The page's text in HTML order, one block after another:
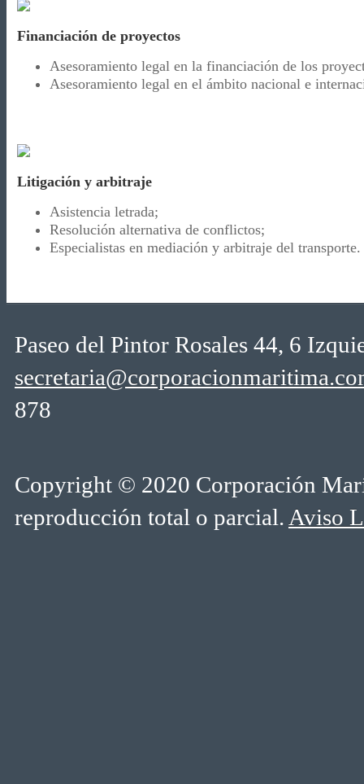
Financiación de proyectos
Asesoramiento legal en la financiación de los
Asesoramiento legal en el ámbito nacional e
Litigación y arbitraje
Asistencia letrada;
Resolución alternativa de conflictos;
Especialistas en mediación y arbitraje del transporte.
Paseo del Pintor Rosales 44, 6
878
Copyright © 2020 Corporación
reproducción total o parcial. Aviso